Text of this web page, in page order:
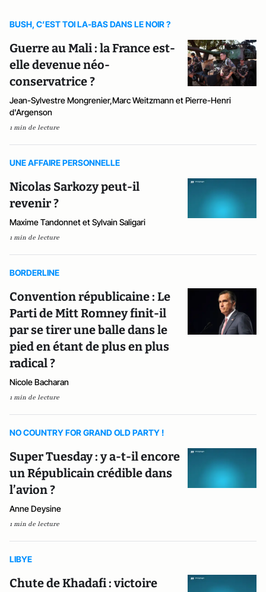
BUSH, C’EST TOI LA-BAS DANS LE NOIR ?
Guerre au Mali : la France est-
elle devenue néo-
conservatrice ?
Jean-Sylvestre Mongrenier,Marc Weitzmann et Pierre-Henri
d'Argenson
1 min de lecture
UNE AFFAIRE PERSONNELLE
Nicolas Sarkozy peut-il
revenir ?
Maxime Tandonnet et Sylvain Saligari
1 min de lecture
BORDERLINE
Convention républicaine : Le
Parti de Mitt Romney finit-il
par se tirer une balle dans le
pied en étant de plus en plus
radical ?
Nicole Bacharan
1 min de lecture
NO COUNTRY FOR GRAND OLD PARTY !
Super Tuesday : y a-t-il encore
un Républicain crédible dans
l’avion ?
Anne Deysine
1 min de lecture
LIBYE
Chute de Khadafi : victoire